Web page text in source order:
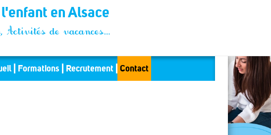
en Alsace
Activités de vacances…
Formations Recrutement Contact